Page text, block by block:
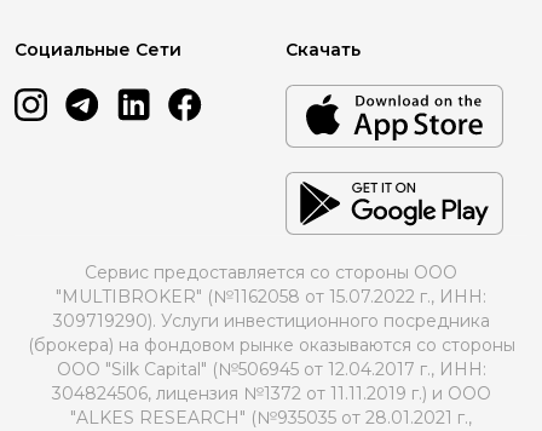
Социальные Сети Скачать
Сервис предоставляется со стороны ООО
"MULTIBROKER" (№1162058 от 15.07.2022 г., ИНН:
309719290). Услуги инвестиционного посредника
(брокера) на фондовом рынке оказываются со стороны
ООО "Silk Capital" (№506945 от 12.04.2017 г., ИНН:
304824506, лицензия №1372 от 11.11.2019 г.) и ООО
"ALKES RESEARCH" (№935035 от 28.01.2021 г.,